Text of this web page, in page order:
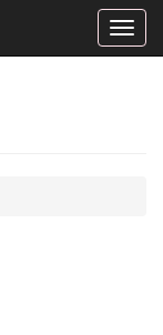
Toggle